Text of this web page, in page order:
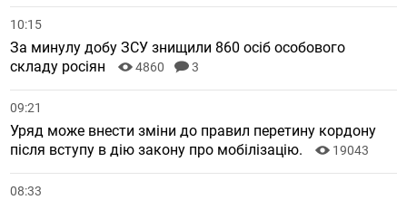
10:15
За минулу добу ЗСУ знищили 860 осіб особового
складу росіян
4860 3
09:21
Уряд може внести зміни до правил перетину кордону
після вступу в дію закону про мобілізацію.
19043
08:33